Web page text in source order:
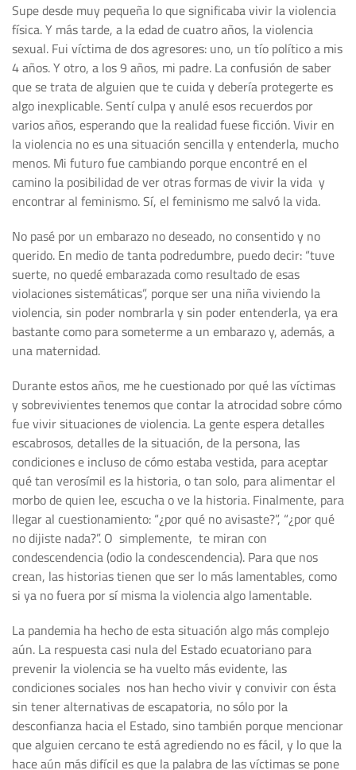
Supe desde muy pequeña lo que significaba vivir la violencia
física. Y más tarde, a la edad de cuatro años, la violencia
sexual. Fui víctima de dos agresores: uno, un tío político a mis
4 años. Y otro, a los 9 años, mi padre. La confusión de saber
que se trata de alguien que te cuida y debería protegerte es
algo inexplicable. Sentí culpa y anulé esos recuerdos por
varios años, esperando que la realidad fuese ficción. Vivir en
la violencia no es una situación sencilla y entenderla, mucho
menos. Mi futuro fue cambiando porque encontré en el
camino la posibilidad de ver otras formas de vivir la vida y
encontrar al feminismo. Sí, el feminismo me salvó la vida.
No pasé por un embarazo no deseado, no consentido y no
querido. En medio de tanta podredumbre, puedo decir: “tuve
suerte, no quedé embarazada como resultado de esas
violaciones sistemáticas”, porque ser una niña viviendo la
violencia, sin poder nombrarla y sin poder entenderla, ya era
bastante como para someterme a un embarazo y, además, a
una maternidad.
Durante estos años, me he cuestionado por qué las víctimas
y sobrevivientes tenemos que contar la atrocidad sobre cómo
fue vivir situaciones de violencia. La gente espera detalles
escabrosos, detalles de la situación, de la persona, las
condiciones e incluso de cómo estaba vestida, para aceptar
qué tan verosímil es la historia, o tan solo, para alimentar el
morbo de quien lee, escucha o ve la historia. Finalmente, para
llegar al cuestionamiento: “¿por qué no avisaste?”, “¿por qué
no dijiste nada?”. O simplemente, te miran con
condescendencia (odio la condescendencia). Para que nos
crean, las historias tienen que ser lo más lamentables, como
si ya no fuera por sí misma la violencia algo lamentable.
La pandemia ha hecho de esta situación algo más complejo
aún. La respuesta casi nula del Estado ecuatoriano para
prevenir la violencia se ha vuelto más evidente, las
condiciones sociales nos han hecho vivir y convivir con ésta
sin tener alternativas de escapatoria, no sólo por la
desconfianza hacia el Estado, sino también porque mencionar
que alguien cercano te está agrediendo no es fácil, y lo que la
hace aún más difícil es que la palabra de las víctimas se pone